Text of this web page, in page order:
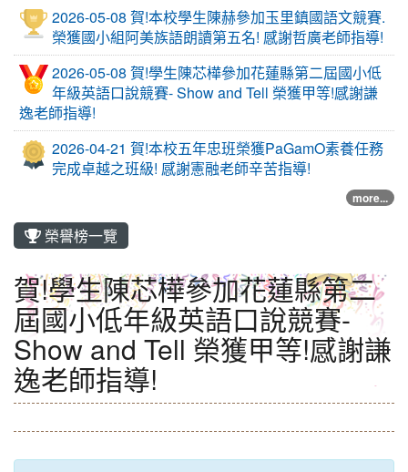
2026-05-08 賀!本校學生陳赫參加玉里鎮國語文競賽.
榮獲國小組阿美族語朗讀第五名! 感謝哲廣老師指導!
2026-05-08 賀!學生陳芯樺參加花蓮縣第二屆國小低
年級英語口說競賽- Show and Tell 榮獲甲等!感謝謙
逸老師指導!
2026-04-21 賀!本校五年忠班榮獲PaGamO素養任務
完成卓越之班級! 感謝憲融老師辛苦指導!
more...
榮譽榜一覽
賀!學生陳芯樺參加花蓮縣第二
屆國小低年級英語口說競賽-
Show and Tell 榮獲甲等!感謝謙
逸老師指導!